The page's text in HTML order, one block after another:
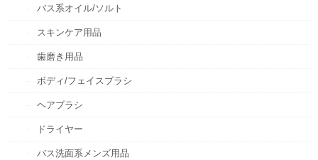
バス系オイル/ソルト
スキンケア用品
歯磨き用品
ボディ/フェイスブラシ
ヘアブラシ
ドライヤー
バス洗面系メンズ用品